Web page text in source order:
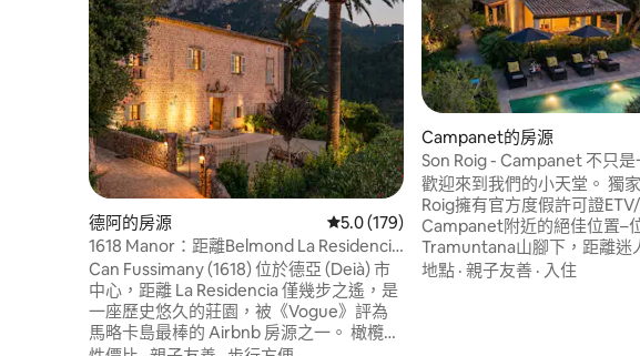
德阿的房源 從 179 則評價中獲得 5.0 的平均評分（滿
5.0 (179)
1618 Manor：距離Belmond La Residencia
只有幾步之遙
Can Fussimany (1618) 位於德亞 (Deià) 市
中心，距離 La Residencia 僅幾步之遙，是
一座歷史悠久的莊園，被《Vogue》評為
馬略卡島最棒的 Airbnb 房源之一。 橄欖壓
Campanet的房源
Son Roig - Campanet 不只
歡迎來到我們的小天堂。 獨
Roig擁有官方度假許可證
Campanet附近的絕佳位置–
Tramuntana山腳下，距離迷
公里。享受絕對的隱私、令人
地點 · 親子友善 · 入住